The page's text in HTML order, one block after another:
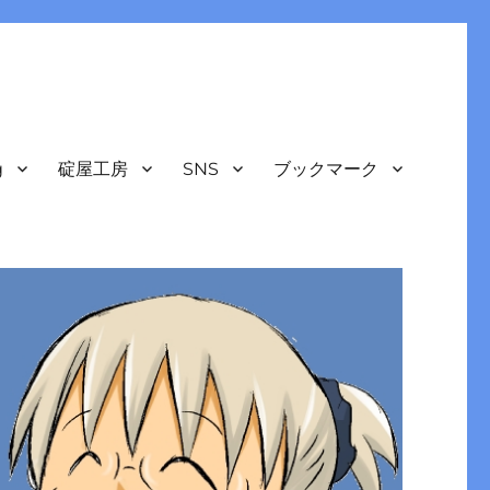
碇屋工房 SNS ブックマーク